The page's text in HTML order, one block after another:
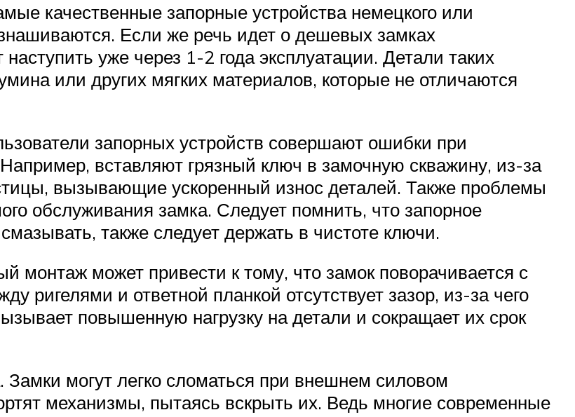
качественные запорные устройства немецкого или
Если же речь идет о дешевых замках
уже через 1-2 года эксплуатации. Детали таких
или других мягких материалов, которые не отличаются
запорных устройств совершают ошибки при
вставляют грязный ключ в замочную скважину, из-за
вызывающие ускоренный износ деталей. Также проблемы
обслуживания замка. Следует помнить, что запорное
также следует держать в чистоте ключи.
монтаж может привести к тому, что замок поворачивается с
ригелями и ответной планкой отсутствует зазор, из-за чего
повышенную нагрузку на детали и сокращает их срок
могут легко сломаться при внешнем силовом
механизмы, пытаясь вскрыть их. Ведь многие современные